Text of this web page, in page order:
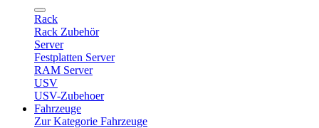
Rack
Rack Zubehör
Server
Festplatten Server
RAM Server
USV
USV-Zubehoer
Fahrzeuge
Zur Kategorie Fahrzeuge